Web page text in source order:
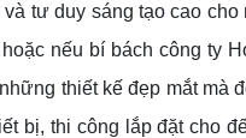
tư duy sáng tạo cao
nếu bí bách công
thiết kế đẹp mắt
bị, thi công lắp đặt cho